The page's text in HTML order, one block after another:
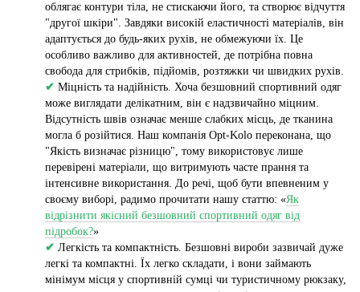
облягає контури тіла, не стискаючи його, та створює відчуття
"другої шкіри". Завдяки високій еластичності матеріалів, він
адаптується до будь-яких рухів, не обмежуючи їх. Це
особливо важливо для активностей, де потрібна повна
свобода для стрибків, підйомів, розтяжки чи швидких рухів.
✔ Міцність та надійність. Хоча безшовний спортивний одяг
може виглядати делікатним, він є надзвичайно міцним.
Відсутність швів означає менше слабких місць, де тканина
могла б розійтися. Наш компанія Opt-Kolo переконана, що
"Якість визначає різницю", тому використовує лише
перевірені матеріали, що витримують часте прання та
інтенсивне використання. До речі, щоб бути впевненим у
своєму виборі, радимо прочитати нашу статтю: «Як
відрізнити якісний безшовний спортивний одяг від
підробок?»
✔ Легкість та компактність. Безшовні вироби зазвичай дуже
легкі та компактні. Їх легко складати, і вони займають
мінімум місця у спортивній сумці чи туристичному рюкзаку,